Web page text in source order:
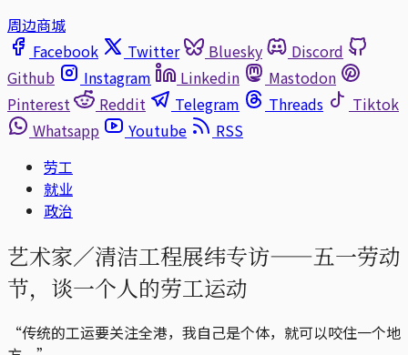
周边商城
Facebook
Twitter Bluesky
Discord
Github
Instagram Linkedin
Mastodon
Pinterest
Reddit Telegram Threads
Tiktok
Whatsapp
Youtube
RSS
劳工
就业
政治
艺术家／清洁工程展纬专访——五一劳动
节，谈一个人的劳工运动
“传统的工运要关注全港，我自己是个体，就可以咬住一个地